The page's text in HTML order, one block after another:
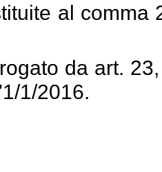
al comma
da art.
1/2016.